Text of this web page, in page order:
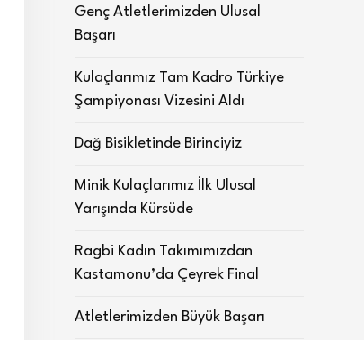
Genç Atletlerimizden Ulusal
Başarı
Kulaçlarımız Tam Kadro Türkiye
Şampiyonası Vizesini Aldı
Dağ Bisikletinde Birinciyiz
Minik Kulaçlarımız İlk Ulusal
Yarışında Kürsüde
Ragbi Kadın Takımımızdan
Kastamonu’da Çeyrek Final
Atletlerimizden Büyük Başarı